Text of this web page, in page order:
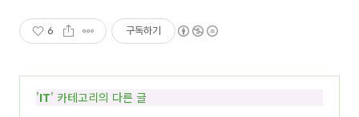
6 구독하기
'IT' 카테고리의 다른 글